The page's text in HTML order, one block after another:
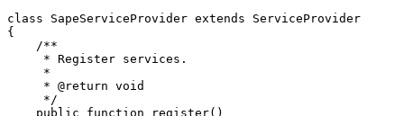
class SapeServiceProvider extends ServiceProvider
{
    /**
     * Register services.
     *
     * @return void
     */
    public function register()